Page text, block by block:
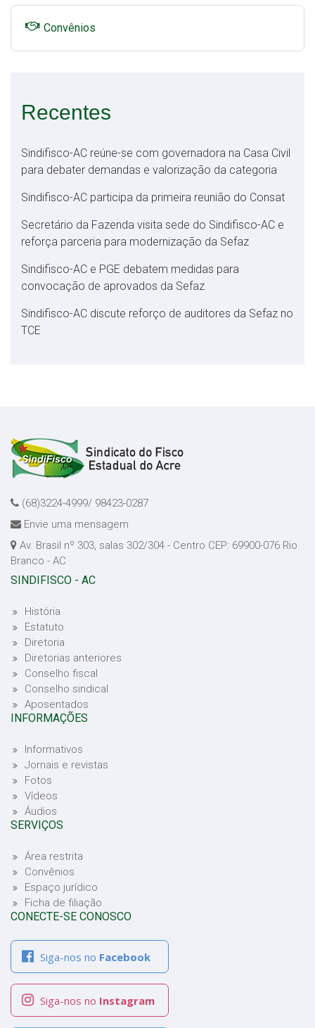
Convênios
Recentes
Sindifisco-AC reúne-se com governadora na Casa Civil
para debater demandas e valorização da categoria
Sindifisco-AC participa da primeira reunião do Consat
Secretário da Fazenda visita sede do Sindifisco-AC e
reforça parceria para modernização da Sefaz
Sindifisco-AC e PGE debatem medidas para
convocação de aprovados da Sefaz
Sindifisco-AC discute reforço de auditores da Sefaz no
TCE
(68)3224-4999/ 98423-0287
Envie uma mensagem
Av. Brasil nº 303, salas 302/304 - Centro CEP: 69900-076 Rio
Branco - AC
SINDIFISCO - AC
História
Estatuto
Diretoria
Diretorias anteriores
Conselho fiscal
Conselho sindical
Aposentados
INFORMAÇÕES
Informativos
Jornais e revistas
Fotos
Vídeos
Áudios
SERVIÇOS
Área restrita
Convênios
Espaço jurídico
Ficha de filiação
CONECTE-SE CONOSCO
Siga-nos no Facebook
Siga-nos no Instagram